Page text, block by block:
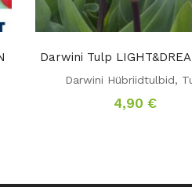
Darwini Tulp
Darwini Hübriidtulbid,
4,90 €